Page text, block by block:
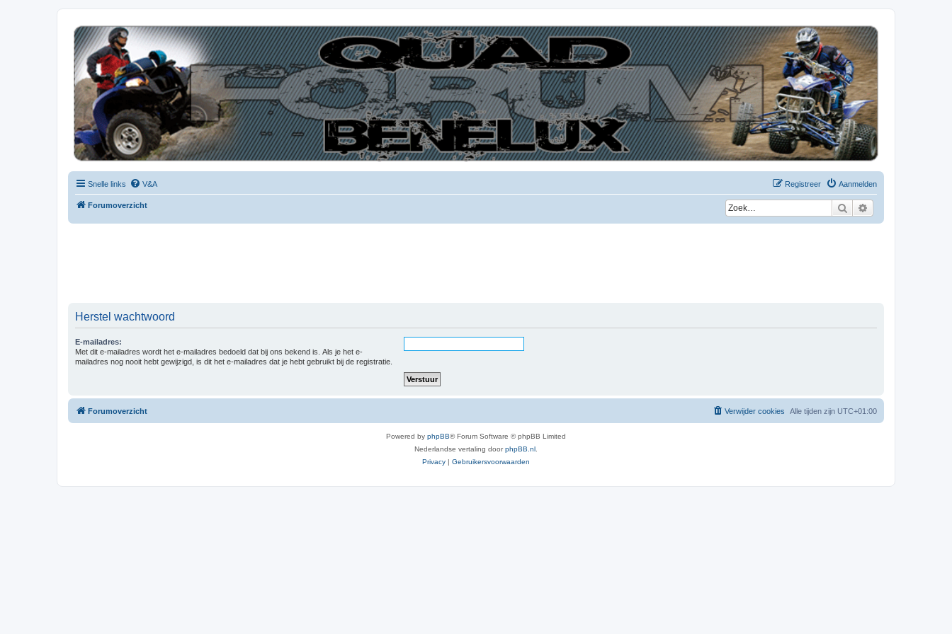
| QFB |
Hét quadforum van de Benelux
Snelle links V&A Aanmelden
Registreer
Forumoverzicht Zoek
Herstel wachtwoord
E-mailadres:
Met dit e-mailadres wordt het e-mailadres bedoeld dat bij ons bekend is. Als je het e-
mailadres nog nooit hebt gewijzigd, is dit het e-mailadres dat je hebt gebruikt bij de registratie.
Forumoverzicht Alle tijden zijn UTC+01:00
Verwijder cookies
Powered by phpBB® Forum Software © phpBB Limited
Nederlandse vertaling doorphpBB.nl
Privacy | Gebruikersvoorwaarden